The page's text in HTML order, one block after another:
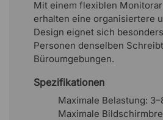
Mit einem flexiblen
erhalten eine organisiertere
Design eignet sich
Personen denselben
Büroumgebungen.
Spezifikationen
Maximale Belastung:
Maximale